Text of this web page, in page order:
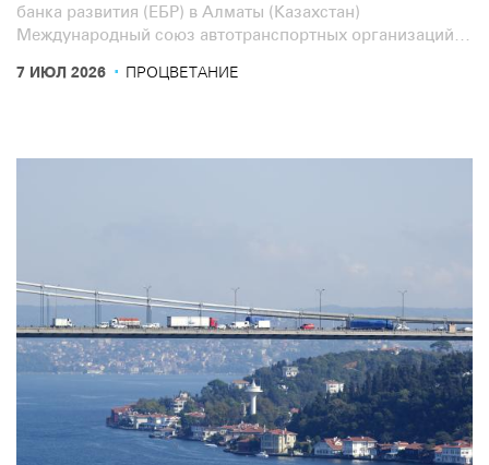
банка развития (ЕБР) в Алматы (Казахстан)
Международный союз автотранспортных организаций
инфраструктуры с инструментами упрощения торговых
7 ИЮЛ 2026 · ПРОЦВЕТАНИЕ